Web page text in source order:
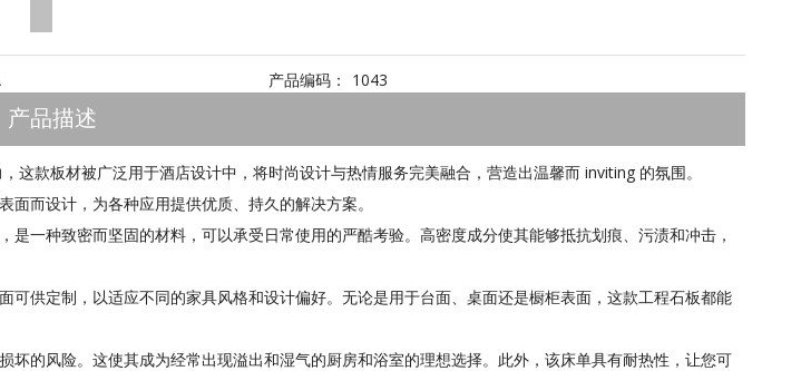
产品编码： 1043
产品描述
款板材被广泛用于酒店设计中，将时尚设计与热情服务完美融合，营造出温馨而 inviting 的氛围。
而设计，为各种应用提供优质、持久的解决方案。
一种致密而坚固的材料，可以承受日常使用的严酷考验。高密度成分使其能够抵抗划痕、污渍和冲击，
供定制，以适应不同的家具风格和设计偏好。无论是用于台面、桌面还是橱柜表面，这款工程石板都能
的风险。这使其成为经常出现溢出和湿气的厨房和浴室的理想选择。此外，该床单具有耐热性，让您可